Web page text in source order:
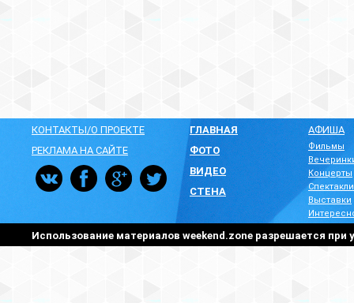
КОНТАКТЫ/О ПРОЕКТЕ
РЕКЛАМА НА САЙТЕ
ГЛАВНАЯ
ФОТО
ВИДЕО
СТЕНА
АФИША
Фильмы
Концерты
Спектакли
Выставки
Использование материалов weekend.zone разрешается